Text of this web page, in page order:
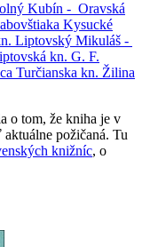
Kubín - Oravská
Kysucké
Liptovský Mikuláš -
kn. G. F.
Turčianska kn. Žilina
o tom, že kniha je v
požičaná. Tu
knižníc, o